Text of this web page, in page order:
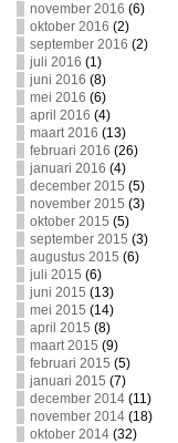
november 2016 (6)
oktober 2016 (2)
september 2016 (2)
juli 2016 (1)
juni 2016 (8)
mei 2016 (6)
april 2016 (4)
maart 2016 (13)
februari 2016 (26)
januari 2016 (4)
december 2015 (5)
november 2015 (3)
oktober 2015 (5)
september 2015 (3)
augustus 2015 (6)
juli 2015 (6)
juni 2015 (13)
mei 2015 (14)
april 2015 (8)
maart 2015 (9)
februari 2015 (5)
januari 2015 (7)
december 2014(11)
november 2014(18)
oktober 2014(32)